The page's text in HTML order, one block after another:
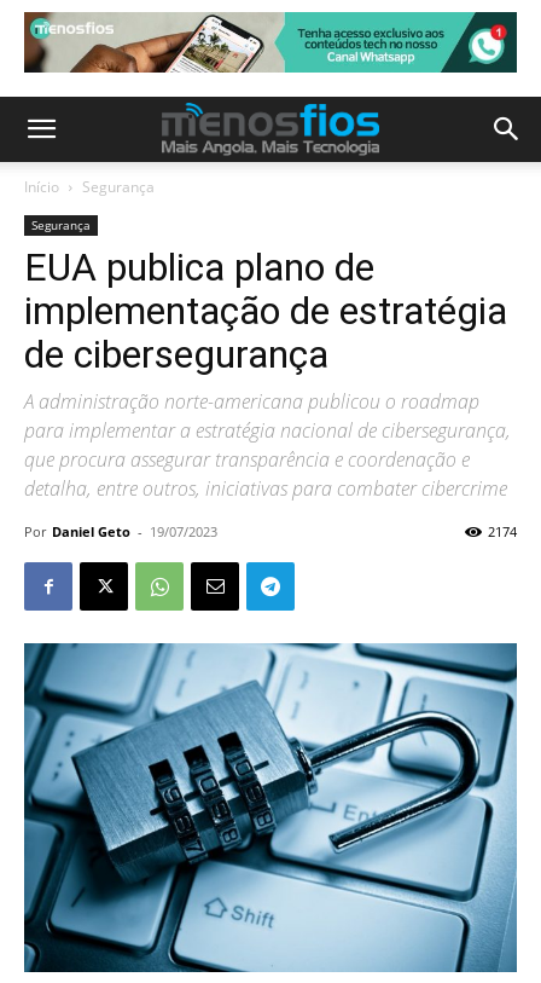
Início Segurança
Segurança
EUA publica plano de
implementação de estratégia
de cibersegurança
A administração norte-americana publicou o roadmap
para implementar a estratégia nacional de cibersegurança,
que procura assegurar transparência e coordenação e
detalha, entre outros, iniciativas para combater cibercrime
Por Daniel Geto - 19/07/2023 2174